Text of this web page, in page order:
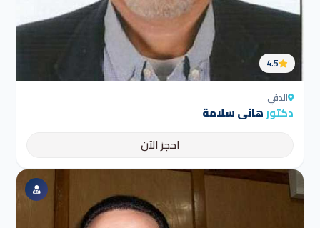
4.5
الدقي
دكتورهانى سلامة
احجز الآن